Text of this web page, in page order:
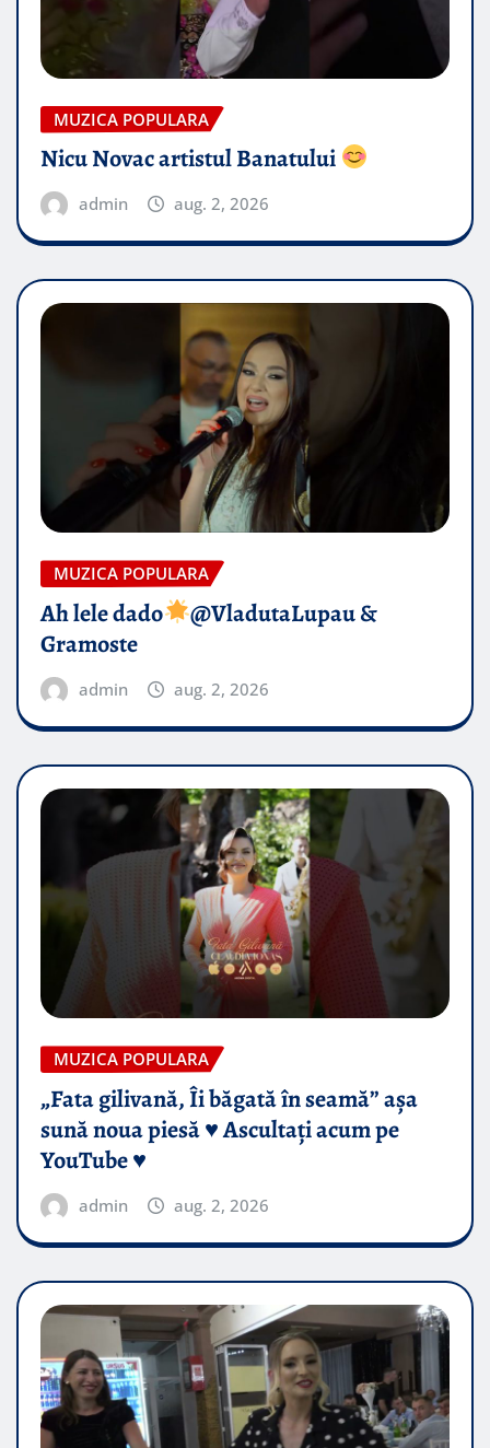
MUZICA POPULARA
Nicu Novac artistul Banatului
admin aug. 2, 2026
MUZICA POPULARA
Ah lele dado​
@VladutaLupau &
Gramoste
admin aug. 2, 2026
MUZICA POPULARA
„Fata gilivană, Îi băgată în seamă” așa
sună noua piesă ♥️ Ascultați acum pe
YouTube ♥️
admin aug. 2, 2026